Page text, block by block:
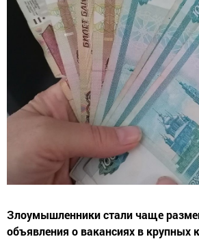
Злоумышленники стали чаще
объявления о вакансиях в крупных